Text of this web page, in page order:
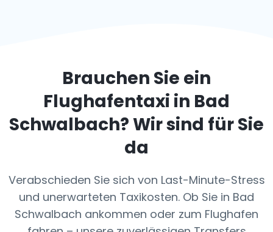
Brauchen Sie ein
Flughafentaxi in Bad
Schwalbach? Wir sind für Sie
da
Verabschieden Sie sich von Last-Minute-Stress
und unerwarteten Taxikosten. Ob Sie in Bad
Schwalbach ankommen oder zum Flughafen